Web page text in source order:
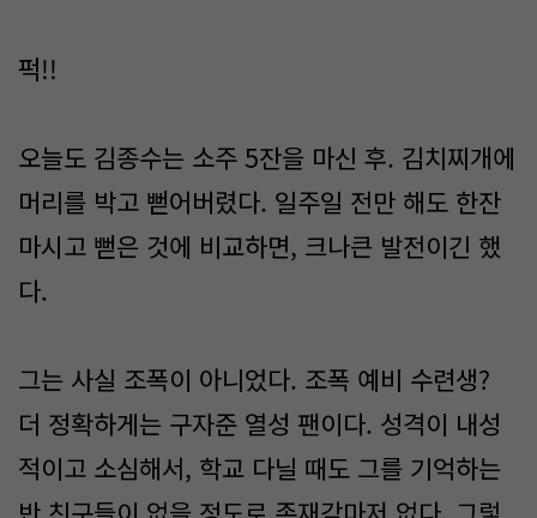
퍽!!
오늘도 김종수는 소주 5잔을 마신 후. 김치찌개에
머리를 박고 뻗어버렸다. 일주일 전만 해도 한잔
마시고 뻗은 것에 비교하면, 크나큰 발전이긴 했
다.
그는 사실 조폭이 아니었다. 조폭 예비 수련생?
더 정확하게는 구자준 열성 팬이다. 성격이 내성
적이고 소심해서, 학교 다닐 때도 그를 기억하는